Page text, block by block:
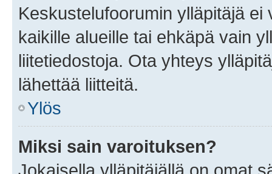
Keskustelufoorumin ylläpitäjä
kaikille alueille tai ehkäpä vain
liitetiedostoja. Ota yhteys
lähettää liitteitä.
Ylös
Miksi sain varoituksen?